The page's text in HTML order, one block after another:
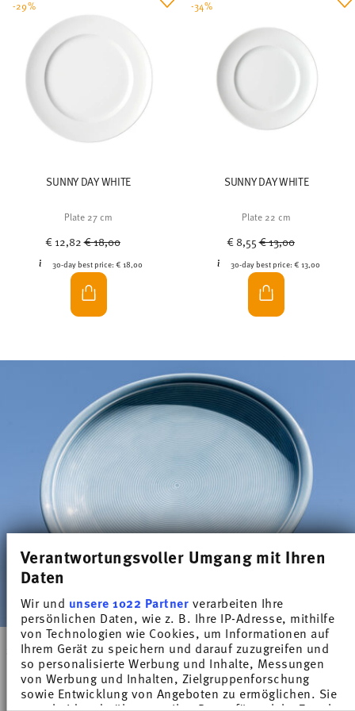
Verantwortungsvoller Umgang mit Ihren
Daten
Wir und unsere 1022 Partnerverarbeiten Ihre
persönlichen Daten, wie z. B. Ihre IP-Adresse, mithilfe
von Technologien wie Cookies, um Informationen auf
Ihrem Gerät zu speichern und darauf zuzugreifen und
so personalisierte Werbung und Inhalte, Messungen
von Werbung und Inhalten, Zielgruppenforschung
sowie Entwicklung von Angeboten zu ermöglichen. Sie
SUNNY DAY WHITE
Plate 27 cm
€ 12,82Price reduced from
€ 18,00
30-day best price: € 18,00
-29%
SUNNY DAY WHITE
Plate 22 cm
€ 8,55Price reduced from
€ 13,00
30-day best price: € 13,00
-34%
SUMMER SALE
Plates & Platters